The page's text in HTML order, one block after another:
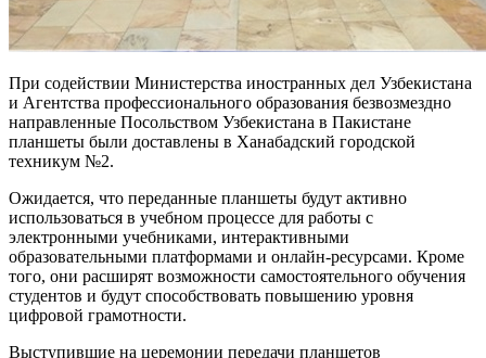
При содействии Министерства иностранных дел Узбекистана
и Агентства профессионального образования безвозмездно
направленные Посольством Узбекистана в Пакистане
планшеты были доставлены в Ханабадский городской
техникум №2.
Ожидается, что переданные планшеты будут активно
использоваться в учебном процессе для работы с
электронными учебниками, интерактивными
образовательными платформами и онлайн-ресурсами. Кроме
того, они расширят возможности самостоятельного обучения
студентов и будут способствовать повышению уровня
цифровой грамотности.
Выступившие на церемонии передачи планшетов